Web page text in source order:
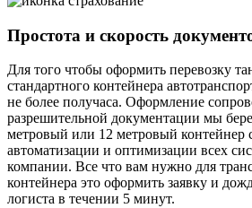
Простота и скорость
Для того чтобы оформить перевозку
стандартного контейнера
не более получаса. Оформление
разрешительной документации мы
метровый или 12 метровый контейнер
автоматизации и оптимизации всех
компании. Все что вам нужно для
контейнера это оформить заявку и
логиста в течении 5 минут.